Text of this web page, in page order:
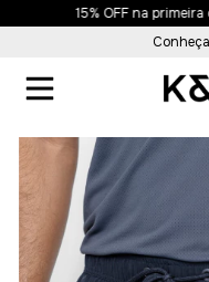
15% OFF na primeira